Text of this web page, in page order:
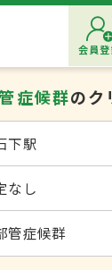
会員
症候群のク
下駅
なし
管症候群